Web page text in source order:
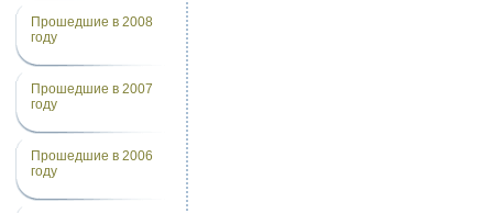
Прошедшие в 2008
году
Прошедшие в 2007
году
Прошедшие в 2006
году